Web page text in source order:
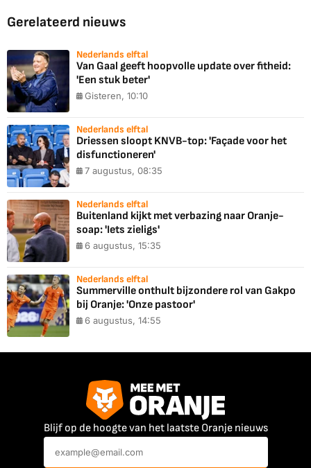
Gerelateerd nieuws
Nederlands elftal
Van Gaal geeft hoopvolle update over fitheid:
'Een stuk beter'
Gisteren, 10:10
Nederlands elftal
Driessen sloopt KNVB-top: 'Façade voor het
disfunctioneren'
7 augustus, 08:35
Nederlands elftal
Buitenland kijkt met verbazing naar Oranje-
soap: 'Iets zieligs'
6 augustus, 15:35
Nederlands elftal
Summerville onthult bijzondere rol van Gakpo
bij Oranje: 'Onze pastoor'
6 augustus, 14:55
Blijf op de hoogte van het laatste Oranje nieuws